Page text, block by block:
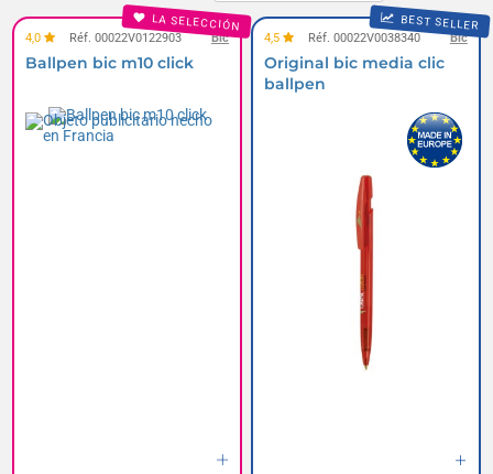
LA SELECCIÓN
Bic
4,0 Réf. 00022V0122903
Ballpen bic m10 click
BEST SELLER
Bic
4,5 Réf. 00022V0038340
Original bic media clic
ballpen